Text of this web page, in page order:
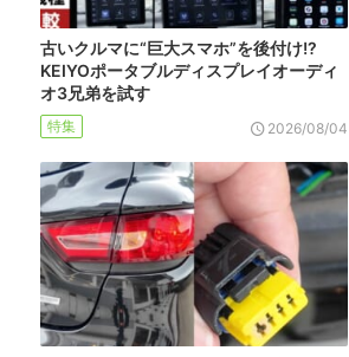
古いクルマに“巨大スマホ”を後付け!?
KEIYOポータブルディスプレイオーディ
オ3兄弟を試す
特集 2026/08/04